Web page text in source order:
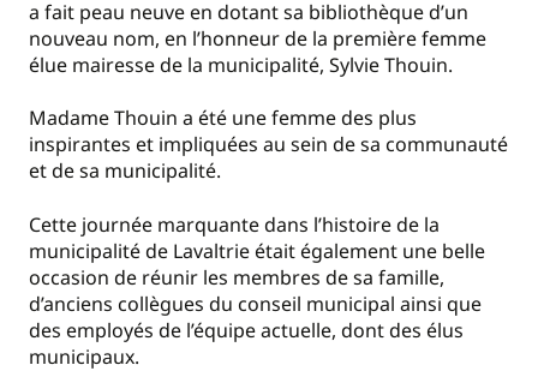
a fait peau neuve en dotant sa bibliothèque d’un
nouveau nom, en l’honneur de la première femme
élue mairesse de la municipalité, Sylvie Thouin.
Madame Thouin a été une femme des plus
inspirantes et impliquées au sein de sa communauté
et de sa municipalité.
Cette journée marquante dans l’histoire de la
municipalité de Lavaltrie était également une belle
occasion de réunir les membres de sa famille,
d’anciens collègues du conseil municipal ainsi que
des employés de l’équipe actuelle, dont des élus
municipaux.